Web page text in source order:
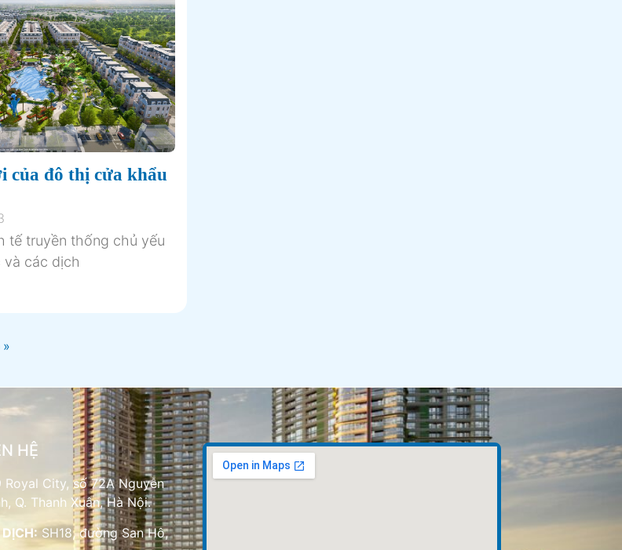
của đô thị cửa khẩu
tế truyền thống chủ yếu
các dịch
HỆ
Royal City, số 72A Nguyễn
Q. Thanh Xuân, Hà Nội.
SH18, đường San Hô,